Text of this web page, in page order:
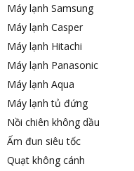
Máy lạnh Samsung
Máy lạnh Casper
Máy lạnh Hitachi
Máy lạnh Panasonic
Máy lạnh Aqua
Máy lạnh tủ đứng
Nồi chiên không dầu
Ấm đun siêu tốc
Quạt không cánh